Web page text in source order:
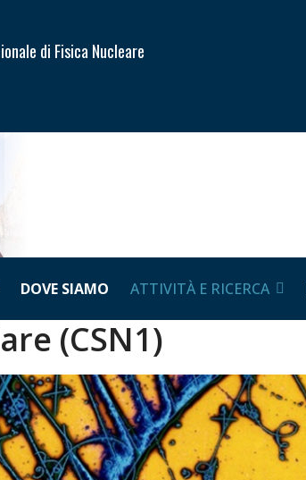
di Fisica Nucleare
DOVE SIAMO ATTIVITÀ E RICERCA
(CSN1)